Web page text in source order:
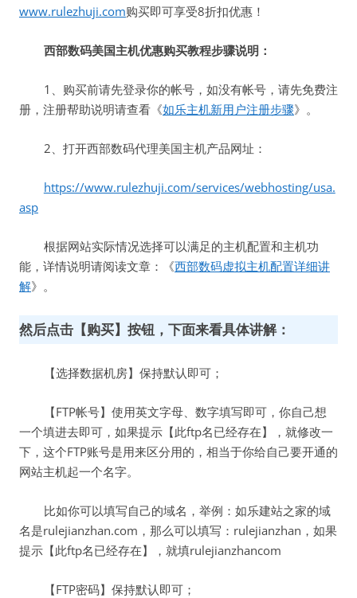
www.rulezhuji.com购买即可享受8折扣优惠！
西部数码美国主机优惠购买教程步骤说明：
1、购买前请先登录你的帐号，如没有帐号，请先免费注
册，注册帮助说明请查看《如乐主机新用户注册步骤》。
2、打开西部数码代理美国主机产品网址：
https://www.rulezhuji.com/services/webhosting/usa.
asp
根据网站实际情况选择可以满足的主机配置和主机功
能，详情说明请阅读文章：《西部数码虚拟主机配置详细讲
解》。
然后点击【购买】按钮，下面来看具体讲解：
【选择数据机房】保持默认即可；
【FTP帐号】使用英文字母、数字填写即可，你自己想
一个填进去即可，如果提示【此ftp名已经存在】，就修改一
下，这个FTP账号是用来区分用的，相当于你给自己要开通的
网站主机起一个名字。
比如你可以填写自己的域名，举例：如乐建站之家的域
名是rulejianzhan.com，那么可以填写：rulejianzhan，如果
提示【此ftp名已经存在】，就填rulejianzhancom
【FTP密码】保持默认即可；